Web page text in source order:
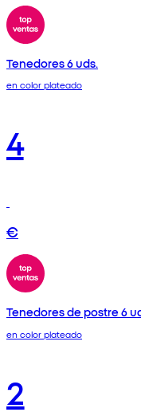
Tenedores 6 uds.
en color plateado
4
€
Tenedores de postre 6
en color plateado
2